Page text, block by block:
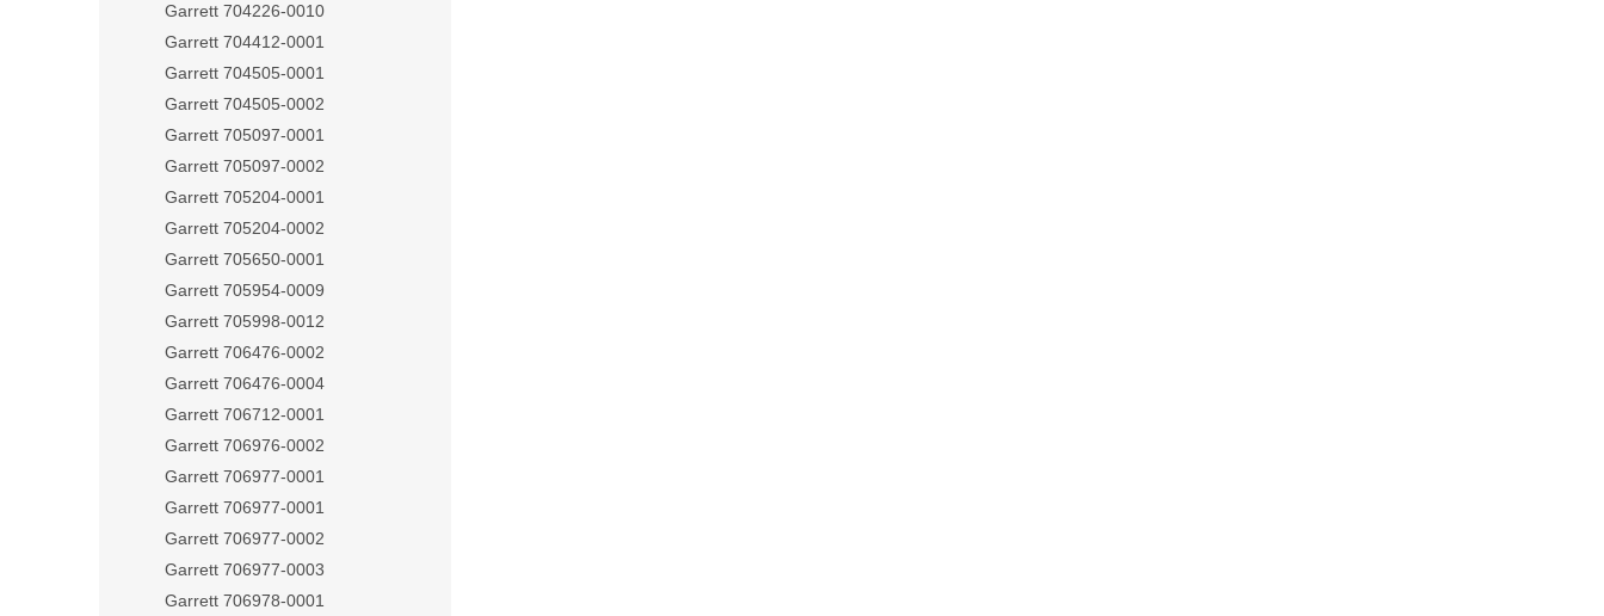
Garrett 704226-0010
Garrett 704412-0001
Garrett 704505-0001
Garrett 704505-0002
Garrett 705097-0001
Garrett 705097-0002
Garrett 705204-0001
Garrett 705204-0002
Garrett 705650-0001
Garrett 705954-0009
Garrett 705998-0012
Garrett 706476-0002
Garrett 706476-0004
Garrett 706712-0001
Garrett 706976-0002
Garrett 706977-0001
Garrett 706977-0001
Garrett 706977-0002
Garrett 706977-0003
Garrett 706978-0001